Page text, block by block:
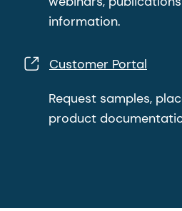
information.
Customer Portal
Request samples,
product